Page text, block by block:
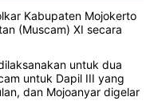
Kabupaten Mojokerto
(Muscam) XI secara
untuk dua
untuk Dapil III yang
dan Mojoanyar digelar